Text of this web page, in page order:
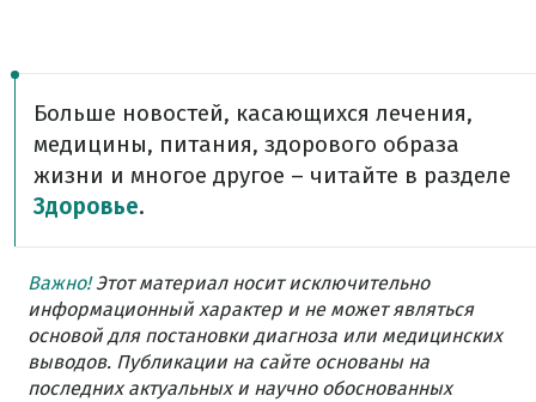
Больше новостей, касающихся лечения,
медицины, питания, здорового образа
жизни и многое другое – читайте в разделе
Здоровье.
Важно!Этот материал носит исключительно
информационный характер и не может являться
основой для постановки диагноза или медицинских
выводов. Публикации на сайте основаны на
последних актуальных и научно обоснованных